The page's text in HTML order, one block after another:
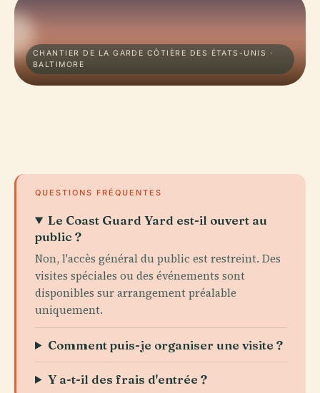
CHANTIER DE LA GARDE CÔTIÈRE DES ÉTATS-UNIS ·
BALTIMORE
QUESTIONS FRÉQUENTES
Le Coast Guard Yard est-il ouvert au
public ?
Non, l'accès général du public est restreint. Des
visites spéciales ou des événements sont
disponibles sur arrangement préalable
uniquement.
Comment puis-je organiser une visite ?
Y a-t-il des frais d'entrée ?